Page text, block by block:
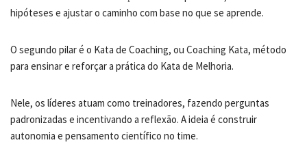
hipóteses e ajustar o caminho com base no que se aprende.
O segundo pilar é o Kata de Coaching, ou Coaching Kata, método
para ensinar e reforçar a prática do Kata de Melhoria.
Nele, os líderes atuam como treinadores, fazendo perguntas
padronizadas e incentivando a reflexão. A ideia é construir
autonomia e pensamento científico no time.